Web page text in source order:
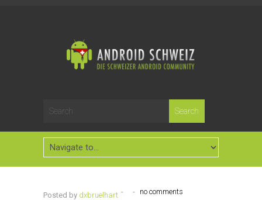
Posted by dxbruelhart - - no comments